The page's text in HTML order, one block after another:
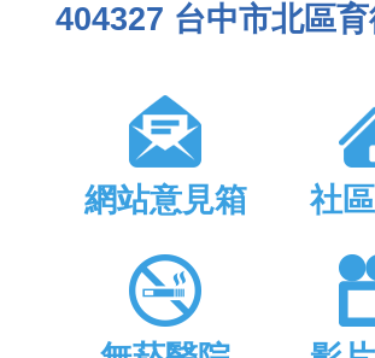
404327 台中市北區
網站意見箱 社